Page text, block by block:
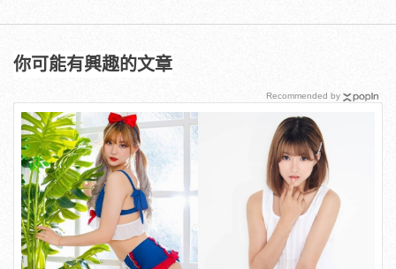
你可能有興趣的文章
Recommended by